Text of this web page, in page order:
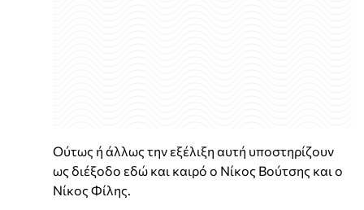
Ούτως ή άλλως την εξέλιξη αυτή υποστηρίζουν
ως διέξοδο εδώ και καιρό ο Νίκος Βούτσης και ο
Νίκος Φίλης.